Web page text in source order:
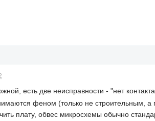
есть две неисправности - "нет
феном (только не строительным,
плату, обвес микросхемы обычно